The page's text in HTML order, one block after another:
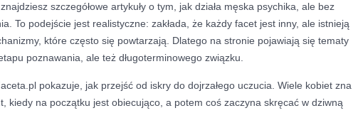
szczegółowe artykuły o tym, jak działa męska psychika, ale bez
To podejście jest realistyczne: zakłada, że każdy facet jest inny, ale istnieją
które często się powtarzają. Dlatego na stronie pojawiają się tematy
poznawania, ale też długoterminowego związku.
pokazuje, jak przejść od iskry do dojrzałego uczucia. Wiele kobiet zna
kiedy na początku jest obiecująco, a potem coś zaczyna skręcać w dziwną